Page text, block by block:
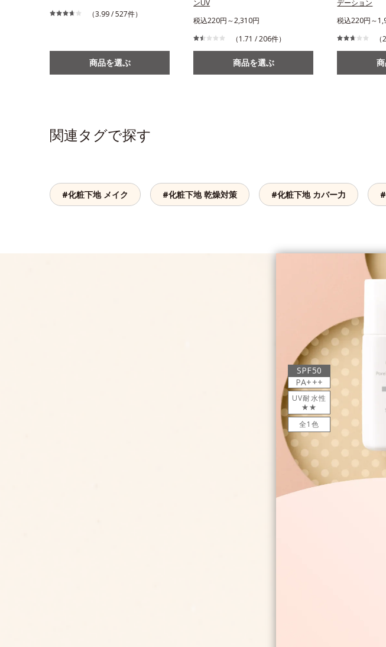
（3.99 / 527件）
商品を選ぶ
ンUV
税込220円～2,310円
（1.71 / 206件）
商品を選ぶ
デーション
税込220円～
関連タグで探す
#化粧下地 メイク #化粧下地 乾燥対策 #化粧下地 カバー力
SPF50
PA+++
UV耐水性
★★
全1色